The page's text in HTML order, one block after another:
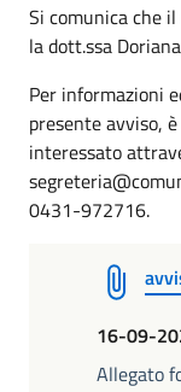
Si comunica che
la dott.ssa
Per informazioni
presente avviso,
interessato
0431-972716.
16-09-
Allegato